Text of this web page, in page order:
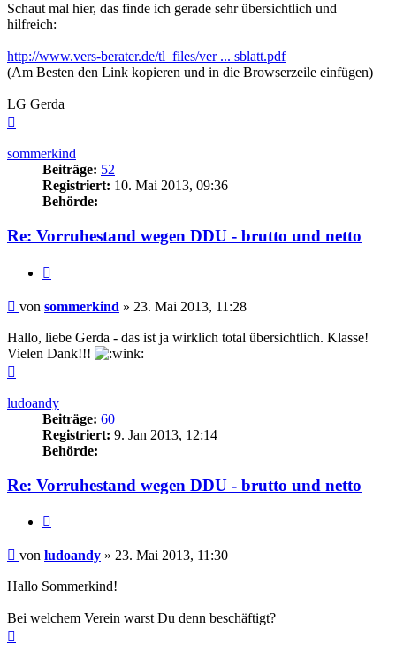
Schaut mal hier, das finde ich gerade sehr übersichtlich und
hilfreich:
http://www.vers-berater.de/tl_files/ver ... sblatt.pdf
(Am Besten den Link kopieren und in die Browserzeile einfügen)
LG Gerda
sommerkind
Beiträge: 52
Registriert: 10. Mai 2013, 09:36
Behörde:
Re: Vorruhestand wegen DDU - brutto und netto
Beitrag
von sommerkind » 23. Mai 2013, 11:28
Hallo, liebe Gerda - das ist ja wirklich total übersichtlich. Klasse!
Vielen Dank!!!
ludoandy
Beiträge: 60
Registriert: 9. Jan 2013, 12:14
Behörde:
Re: Vorruhestand wegen DDU - brutto und netto
Beitrag
von ludoandy » 23. Mai 2013, 11:30
Hallo Sommerkind!
Bei welchem Verein warst Du denn beschäftigt?